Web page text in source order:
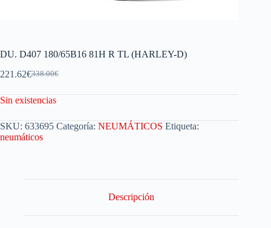
DU. D407 180/65B16 81H R TL (HARLEY-D)
338.00€
221.62€
Sin existencias
SKU: 633695 Categoría: NEUMÁTICOS Etiqueta:
neumáticos
Descripción